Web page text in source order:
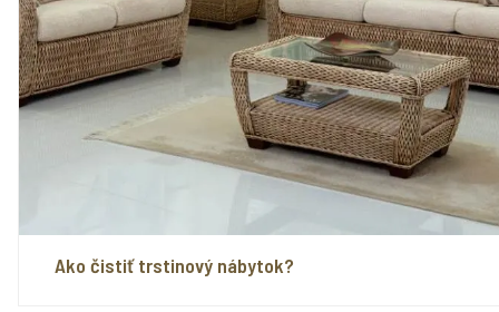
Ako čistiť trstinový nábytok?